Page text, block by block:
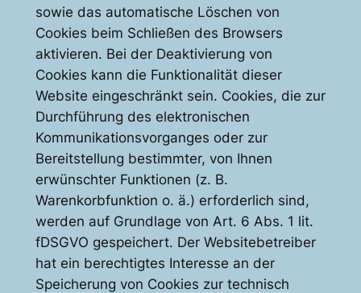
sowie das automatische Löschen von
Cookies beim Schließen des Browsers
aktivieren. Bei der Deaktivierung von
Cookies kann die Funktionalität dieser
Website eingeschränkt sein. Cookies, die zur
Durchführung des elektronischen
Kommunikationsvorganges oder zur
Bereitstellung bestimmter, von Ihnen
erwünschter Funktionen (z. B.
Warenkorbfunktion o. ä.) erforderlich sind,
werden auf Grundlage von Art. 6 Abs. 1 lit.
fDSGVO gespeichert. Der Websitebetreiber
hat ein berechtigtes Interesse an der
Speicherung von Cookies zur technisch